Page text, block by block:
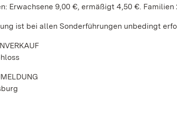
Erwachsene 9,00 €, ermäßigt 4,50 €. Familien
ist bei allen Sonderführungen unbedingt